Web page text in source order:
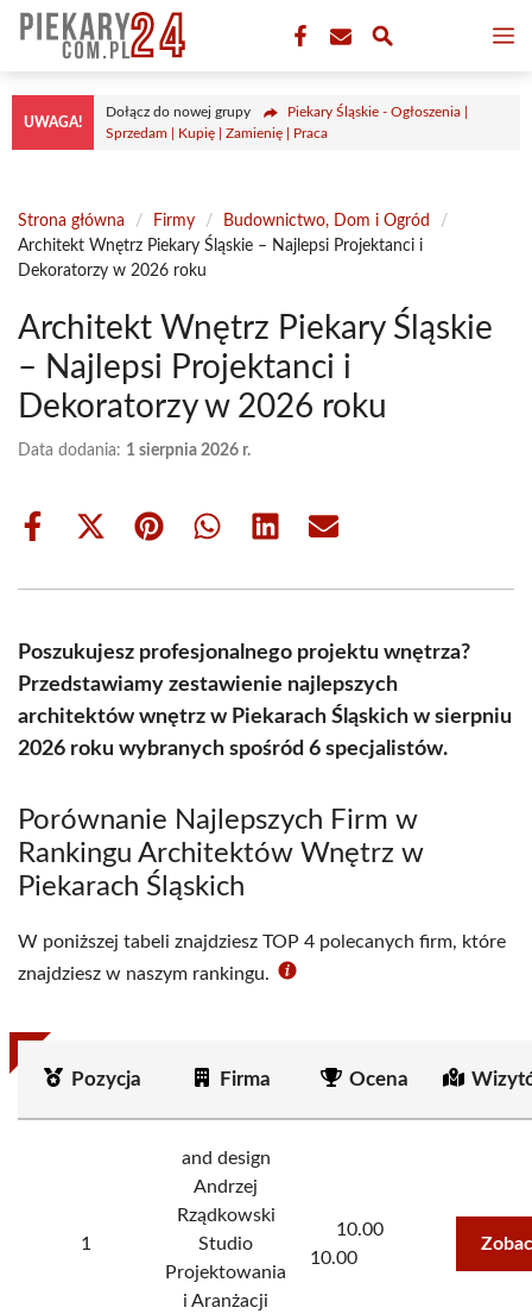
Przejdź
treści
UWAGA!
Dołącz do nowej grupy
Piekary Śląskie - Ogłoszenia |
Sprzedam | Kupię | Zamienię | Praca
Strona główna / Firmy / Budownictwo, Dom i Ogród
/
Architekt Wnętrz Piekary Śląskie – Najlepsi Projektanci i
Dekoratorzy w 2026 roku
Architekt Wnętrz Piekary Śląskie
– Najlepsi Projektanci i
Dekoratorzy w 2026 roku
Data dodania: 1 sierpnia 2026 r.
Share
Share
(Twitter)
Share Share Share Share
Poszukujesz profesjonalnego projektu wnętrza?
Przedstawiamy zestawienie najlepszych
architektów wnętrz w Piekarach Śląskich w sierpniu
2026 roku wybranych spośród 6 specjalistów.
Porównanie Najlepszych Firm w
Rankingu Architektów Wnętrz w
Piekarach Śląskich
W poniższej tabeli znajdziesz TOP 4 polecanych firm, które
znajdziesz w naszym rankingu.
Pozycja Firma Ocena
1
and design
Andrzej
Rządkowski
Studio
Projektowania
i Aranżacji
10.00
10.00